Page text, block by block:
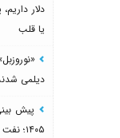
دلار
یا قلب
دیلمی
۱۴۰۵؛